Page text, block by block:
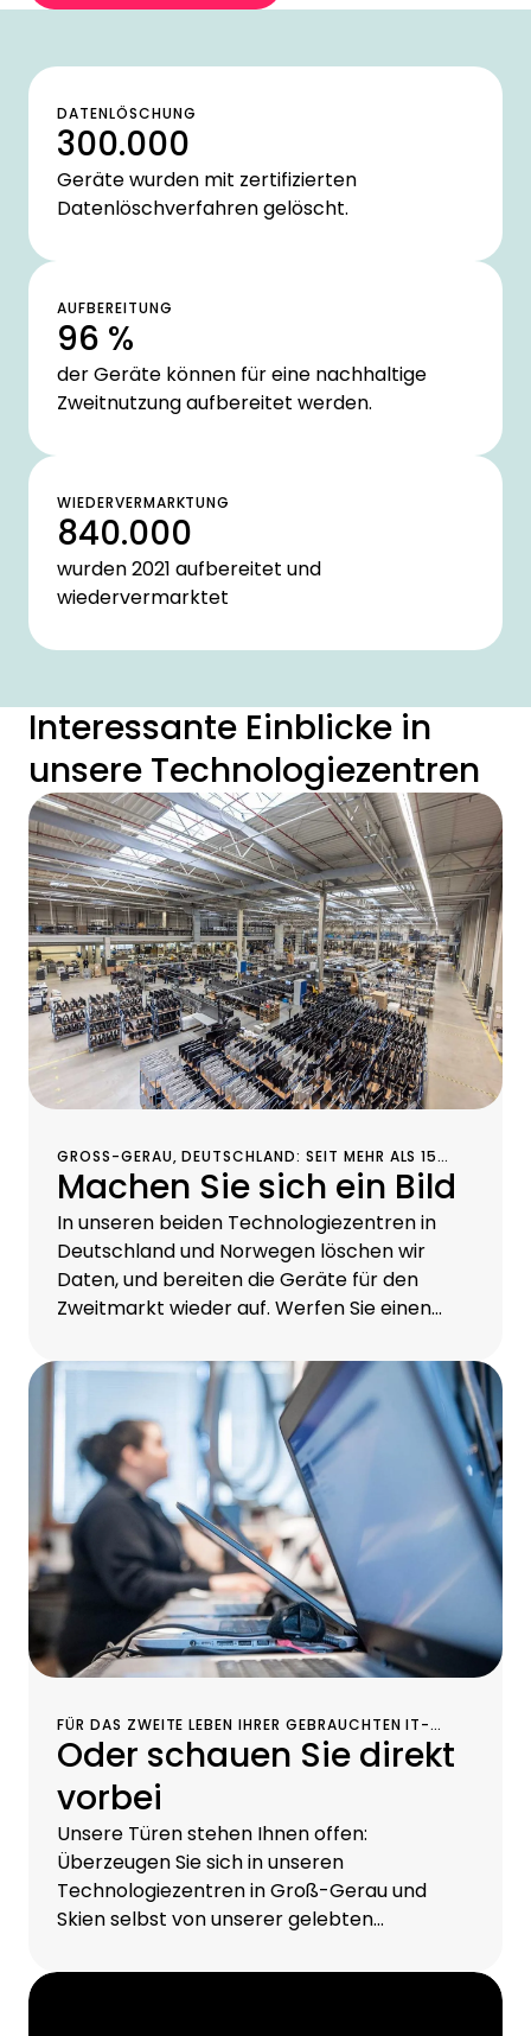
DATENLÖSCHUNG
300.000
Geräte wurden mit zertifizierten
Datenlöschverfahren gelöscht.
AUFBEREITUNG
96 %
der Geräte können für eine nachhaltige
Zweitnutzung aufbereitet werden.
WIEDERVERMARKTUNG
840.000
wurden 2021 aufbereitet und
wiedervermarktet
Interessante Einblicke in
unsere Technologiezentren
GROSS-GERAU, DEUTSCHLAND: SEIT MEHR ALS 15 J
AHREN PERFEKTIONIEREN HIER EXPERTEN DIE W
IEDERAUFBEREITUNG VON IT-GERÄT
Machen Sie sich ein Bild
In unseren beiden Technologiezentren in
Deutschland und Norwegen löschen wir
Daten, und bereiten die Geräte für den
Zweitmarkt wieder auf. Werfen Sie einen
Sie sich von unserer Technik-Kompetenz
sowie unseren transparenten Prozessen.
FÜR DAS ZWEITE LEBEN IHRER GEBRAUCHTEN IT-
GERÄTE HAT CHG-MERIDIAN AUCH EIN ZWEITES
TECHNOLOGIEZENTRUM IM NORWEGISCHEN SKIEN.
Oder schauen Sie direkt
vorbei
Unsere Türen stehen Ihnen offen:
Überzeugen Sie sich in unseren
Technologiezentren in Groß-Gerau und
Skien selbst von unserer gelebten
die Abläufe detailliert vor Ort. Und sehen Sie